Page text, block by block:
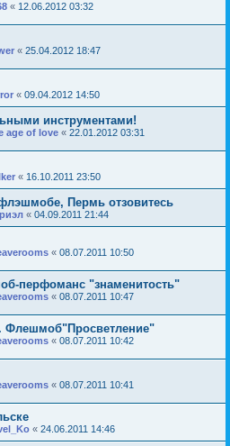
« 12.06.2012 03:32
« 25.04.2012 18:47
« 09.04.2012 14:50
инструментами!
age of love « 22.01.2012 03:31
« 16.10.2011 23:50
Пермь отзовитесь
« 04.09.2011 21:44
« 08.07.2011 10:50
перфоманс "знаменитость"
« 08.07.2011 10:47
Флешмоб"Просветление"
« 08.07.2011 10:42
« 08.07.2011 10:41
« 24.06.2011 14:46